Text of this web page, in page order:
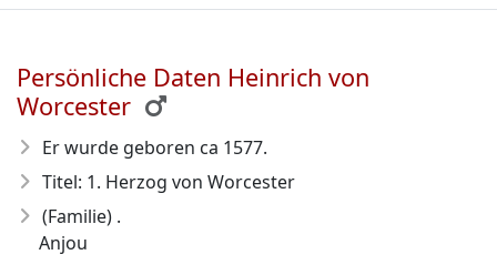
Persönliche Daten Heinrich von
Worcester
Er wurde geboren ca 1577.
Titel: 1. Herzog von Worcester
(Familie) .
Anjou